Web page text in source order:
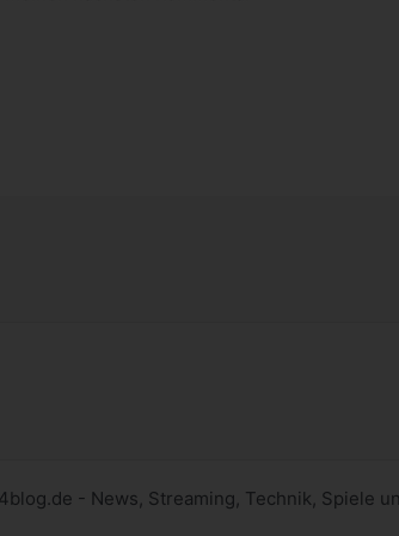
- News, Streaming, Technik, Spiele